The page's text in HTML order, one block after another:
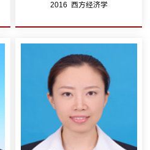
2016 西方经济学